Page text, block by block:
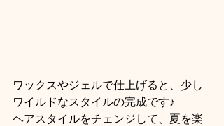
ワックスやジェルで仕上げると、少し
ワイルドなスタイルの完成です♪
ヘアスタイルをチェンジして、夏を楽